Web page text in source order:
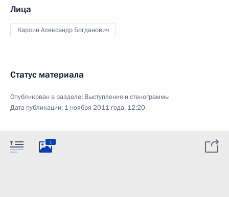
Лица
Карлин Александр Богданович
Статус материала
Опубликован в разделе: Выступления и стенограммы
Дата публикации: 1 ноября 2011 года, 12:20
1